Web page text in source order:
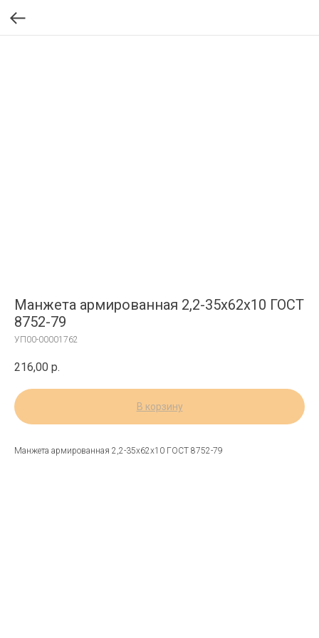
Манжета армированная 2,2-35х62х10 ГОСТ
8752-79
УП00-00001762
216,00 р.
В корзину
Манжета армированная 2,2-35х62х10 ГОСТ 8752-79